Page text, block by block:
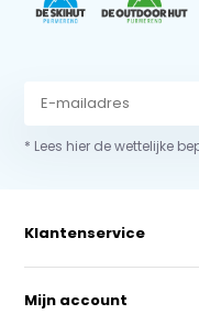
* Lees hier de wettelijke
Klantenservice
Mijn account